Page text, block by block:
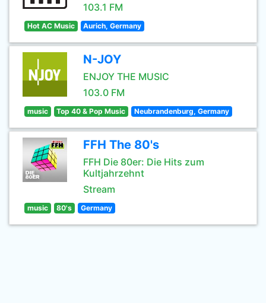
103.1 FM
Hot AC Music Aurich, Germany
N-JOY
ENJOY THE MUSIC
103.0 FM
music Top 40 & Pop Music Neubrandenburg, Germany
FFH The 80's
FFH Die 80er: Die Hits zum
Kultjahrzehnt
Stream
music 80's Germany